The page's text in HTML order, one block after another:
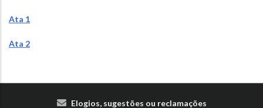
Ata 1
Ata 2
Elogios, sugestões ou reclamações